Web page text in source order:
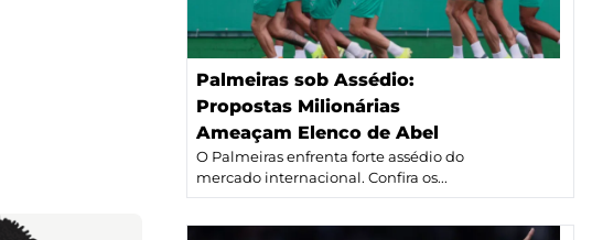
Palmeiras sob Assédio:
Propostas Milionárias
Ameaçam Elenco de Abel
O Palmeiras enfrenta forte assédio do
mercado internacional. Confira os...